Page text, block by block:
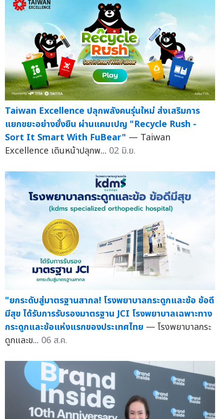
Taiwan Excellence ปลุกพลังคนรุ่นใหม่ ส่งเสริมการ
แยกขยะอย่างยั่งยืน ผ่านแคมเปญ "Recycle Rush -
Sort It Smart With FuBear" — Taiwan
Excellence เดินหน้าปลุกพ... 02 มิ.ย.
"ยกระดับสู่มาตรฐานสากล! โรงพยาบาลกระดูกและข้อ ข้อดี
มีสุข ได้รับการรับรองมาตรฐาน JCI โรงพยาบาลเฉพาะทาง
กระดูกและข้อแห่งแรกของประเทศไทย — โรงพยาบาลกระ
ดูกและข... 06 ส.ค.